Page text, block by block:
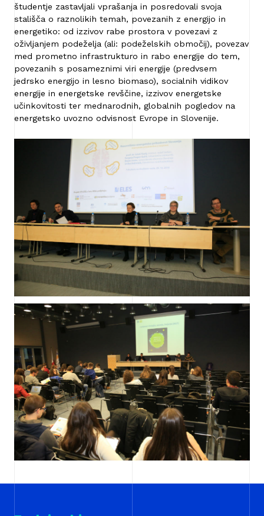
študentje zastavljali vprašanja in posredovali svoja
stališča o raznolikih temah, povezanih z energijo in
energetiko: od izzivov rabe prostora v povezavi z
oživljanjem podeželja (ali: podeželskih območij), povezav
med prometno infrastrukturo in rabo energije do tem,
povezanih s posameznimi viri energije (predvsem
jedrsko energijo in lesno biomaso), socialnih vidikov
energije in energetske revščine, izzivov energetske
učinkovitosti ter mednarodnih, globalnih pogledov na
energetsko uvozno odvisnost Evrope in Slovenije.